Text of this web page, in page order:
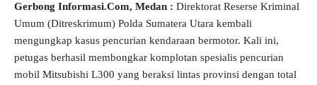
Gerbong Informasi.Com, Medan : Direktorat Reserse Kriminal
Umum (Ditreskrimum) Polda Sumatera Utara kembali
mengungkap kasus pencurian kendaraan bermotor. Kali ini,
petugas berhasil membongkar komplotan spesialis pencurian
mobil Mitsubishi L300 yang beraksi lintas provinsi dengan total